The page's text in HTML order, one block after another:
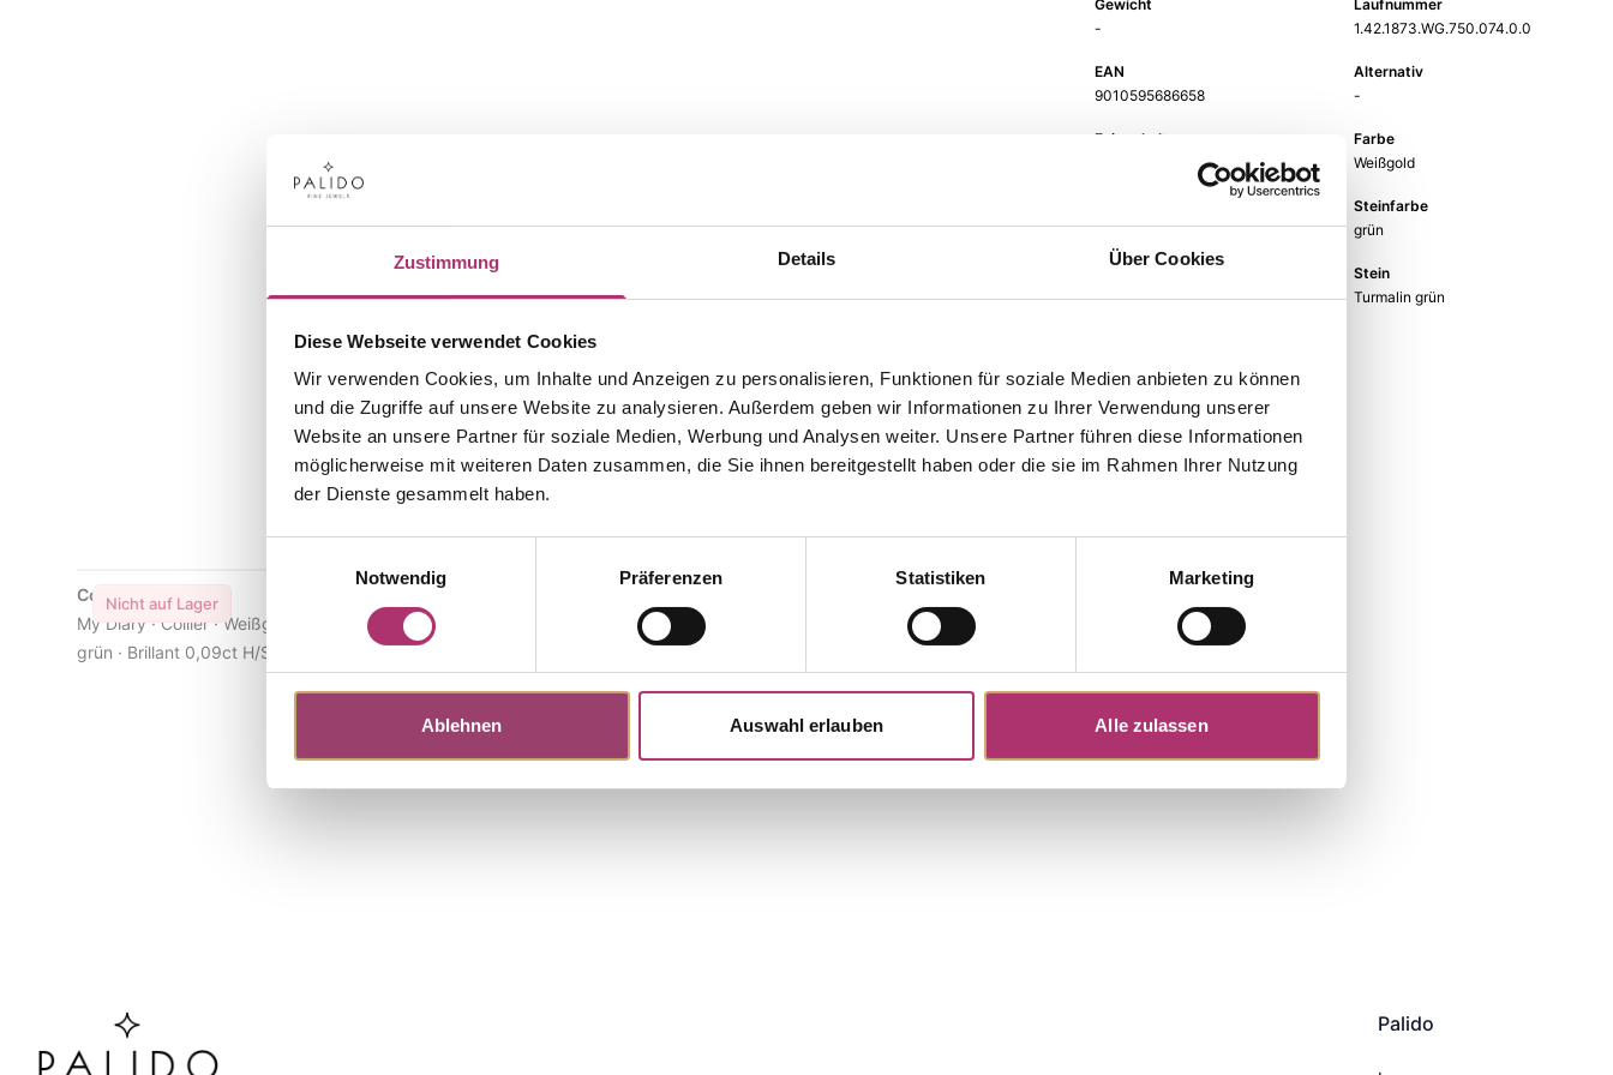
Zustimmung Details Über Cookies
Diese Webseite verwendet Cookies
Wir verwenden Cookies, um Inhalte und Anzeigen zu personalisieren, Funktionen für soziale Medien anbieten zu können
und die Zugriffe auf unsere Website zu analysieren. Außerdem geben wir Informationen zu Ihrer Verwendung unserer
Website an unsere Partner für soziale Medien, Werbung und Analysen weiter. Unsere Partner führen diese Informationen
möglicherweise mit weiteren Daten zusammen, die Sie ihnen bereitgestellt haben oder die sie im Rahmen Ihrer Nutzung
der Dienste gesammelt haben.
Notwendig
Präferenzen Statistiken Marketing
Ablehnen Auswahl erlauben Alle zulassen
Gewicht
-
Laufnummer
1.42.1873.WG.750.074.0.0
EAN
9010595686658
Alternativ
-
Feingehalt
Farbe
Weißgold
-
Steinfarbe
grün
Farbstein
Stein
Turmalin grün
Die passenden Stücke aus der
Kollektion.
Nicht auf Lager
Collier · S5218W
My Diary · Collier · Weißgold 750 · Turmalin
grün · Brillant 0,09ct H/SI · 45 cm
Weitere Stücke entdecken.
Palido